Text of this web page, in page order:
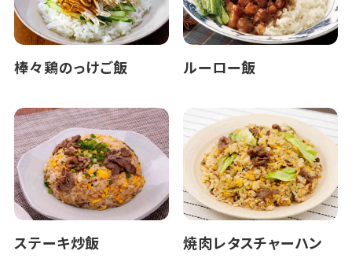
棒々鶏のっけご飯 ルーロー飯
ステーキ炒飯 焼肉レタスチャーハン